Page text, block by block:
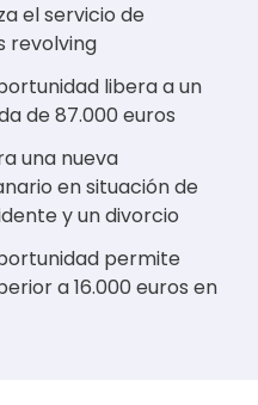
el servicio de
revolving
libera a un
de 87.000 euros
una nueva
en situación de
y un divorcio
permite
a 16.000 euros en